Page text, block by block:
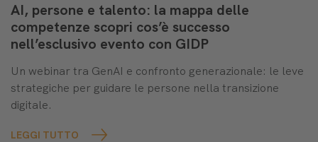
AI, persone e talento: la mappa delle
competenze scopri cos’è successo
nell’esclusivo evento con GIDP
Un webinar tra GenAI e confronto generazionale: le leve
strategiche per guidare le persone nella transizione
digitale.
LEGGI TUTTO